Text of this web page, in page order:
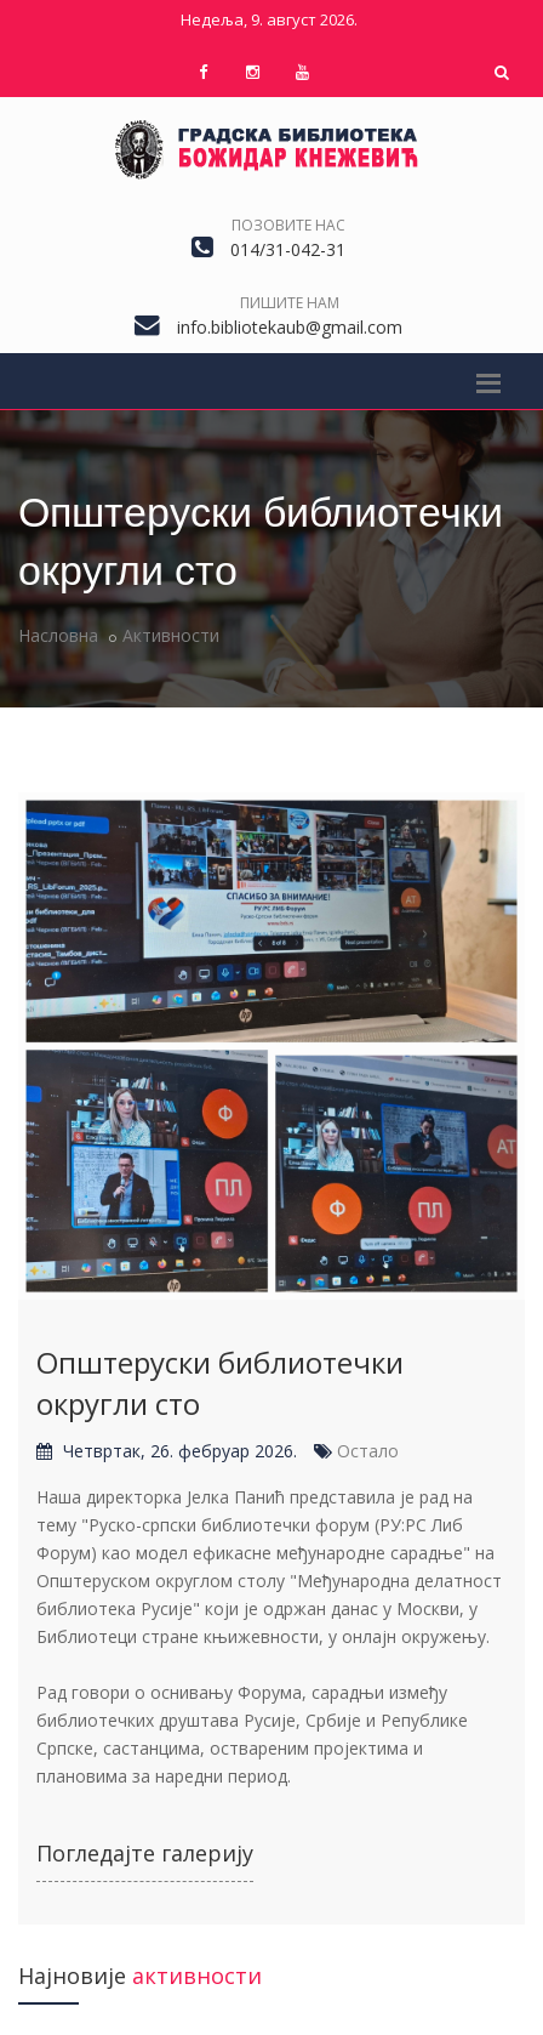
Недеља, 9. август 2026.
ПОЗОВИТЕ НАС
014/31-042-31
ПИШИТЕ НАМ
info.bibliotekaub@gmail.com
Општеруски библиотечки
округли сто
Насловна Активности
Општеруски библиотечки
округли сто
Четвртак, 26. фебруар 2026.
Остало
Наша директорка Јелка Панић представила је рад на
тему "Руско-српски библиотечки форум (РУ:РС Либ
Форум) као модел ефикасне међународне сарадње" на
Општеруском округлом столу "Међународна делатност
библиотека Русије" који је одржан данас у Москви, у
Библиотеци стране књижевности, у онлајн окружењу.
Рад говори о оснивању Форума, сарадњи између
библиотечких друштава Русије, Србије и Републике
Српске, састанцима, оствареним пројектима и
плановима за наредни период.
Погледајте галерију
Најновије активности